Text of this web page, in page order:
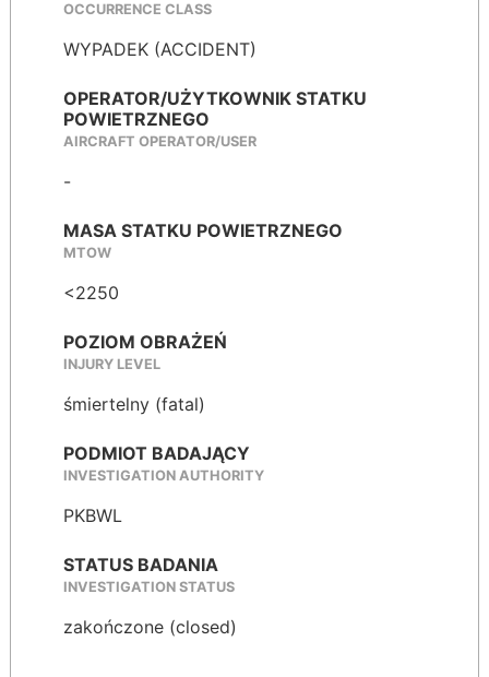
OCCURRENCE CLASS
WYPADEK (ACCIDENT)
OPERATOR/UŻYTKOWNIK STATKU
POWIETRZNEGO
AIRCRAFT OPERATOR/USER
-
MASA STATKU POWIETRZNEGO
MTOW
<2250
POZIOM OBRAŻEŃ
INJURY LEVEL
śmiertelny (fatal)
PODMIOT BADAJĄCY
INVESTIGATION AUTHORITY
PKBWL
STATUS BADANIA
INVESTIGATION STATUS
zakończone (closed)